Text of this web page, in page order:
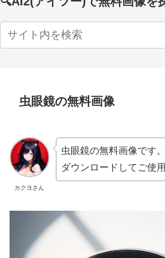
虫眼鏡の無料画像
カクヨさん
虫眼鏡の無料画像です。
ダウンロードしてご使